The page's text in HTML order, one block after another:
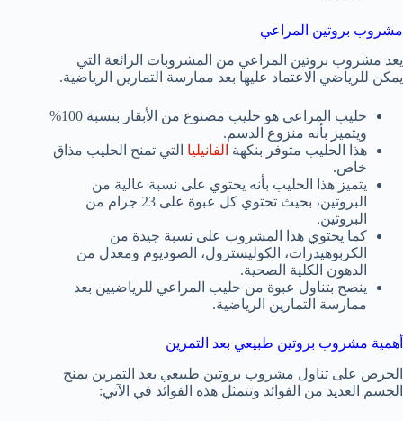
مشروب بروتين المراعي
يعد مشروب بروتين المراعي من المشروبات الرائعة التي
يمكن للرياضي الاعتماد عليها بعد ممارسة التمارين الرياضية.
حليب المراعي هو حليب مصنوع من الأبقار بنسبة 100%
ويتميز بأنه منزوع الدسم.
هذا الحليب متوفر بنكهة الفانيليا التي تمنح الحليب مذاق
خاص.
يتميز هذا الحليب بأنه يحتوي على نسبة عالية من
البروتين، بحيث تحتوي كل عبوة على 23 جرام من
البروتين.
كما يحتوي هذا المشروب على نسبة جيدة من
الكربوهيدرات، الكوليسترول، الصوديوم ومعدل من
الدهون الكلية الصحية.
ينصح بتناول عبوة من حليب المراعي للرياضيين بعد
ممارسة التمارين الرياضية.
أهمية مشروب بروتين طبيعي بعد التمرين
الحرص على تناول مشروب بروتين طبيعي بعد التمرين يمنح
الجسم العديد من الفوائد وتتمثل هذه الفوائد في الآتي: